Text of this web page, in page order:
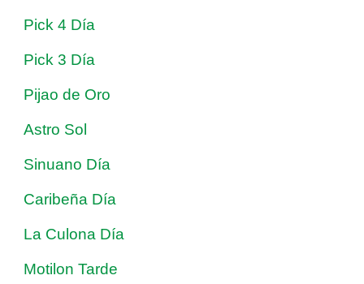
Pick 4 Día
Pick 3 Día
Pijao de Oro
Astro Sol
Sinuano Día
Caribeña Día
La Culona Día
Motilon Tarde